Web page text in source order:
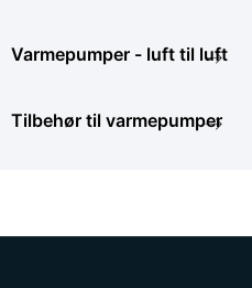
Varmepumper - luft til luft
Tilbehør til varmepumper